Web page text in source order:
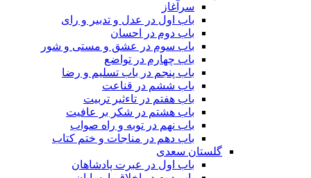
سرآغاز
باب اول در عدل و تدبیر و رای
باب دوم در احسان
باب سوم در عشق و مستی و شور
باب چهارم در تواضع
باب پنجم در باب تسلیم و رضا
باب ششم در قناعت
باب هفتم در تاءثیر تربیت
باب هشتم در شکر بر عافیت
باب نهم در توبه و راه صواب
باب دهم در مناجات و ختم کتاب
گلستان سعدی
باب اول در عبرت پادشاهان